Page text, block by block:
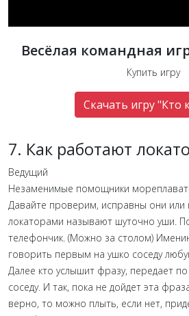
Весёлая командная
Купить игру
Скачать игру "Кто
7. Как работают
Ведущий
Незаменимые помощники
Давайте проверим, исправны они или
локаторами называют шуточно уши.
телефончик. (Можно за столом)
говорить первым на ушко соседу
Далее кто услышит фразу, передает
соседу. И так, пока не дойдет эта
верно, то можно плыть, если нет,